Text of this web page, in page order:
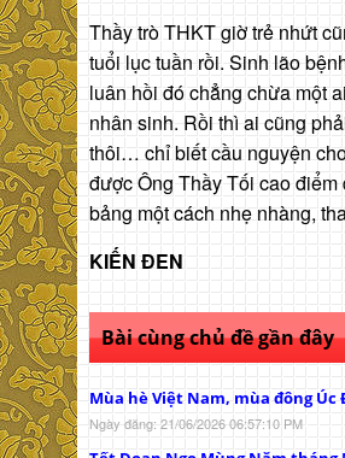
Thầy trò THKT giờ trẻ nhứt
tuổi lục tuần rồi. Sinh lão
luân hồi đó chẳng chừa một
nhân sinh. Rồi thì ai cũng
thôi… chỉ biết cầu nguyện
được Ông Thầy Tối cao điểm
bảng một cách nhẹ nhàng,
KIẾN ĐEN
Bài cùng chủ đề gần đây
Mùa hè Việt Nam, mùa đông Úc
Ngày đăng: 21/06/2026 06:57:10 PM